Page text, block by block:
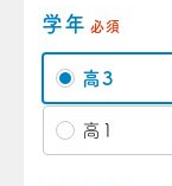
学年 必須
高3
高1